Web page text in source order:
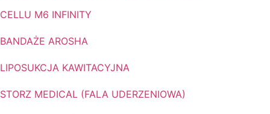
CELLU M6 INFINITY
BANDAŻE AROSHA
LIPOSUKCJA KAWITACYJNA
STORZ MEDICAL (FALA UDERZENIOWA)